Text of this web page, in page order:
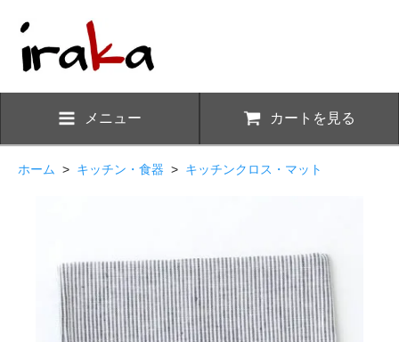
メニュー カートを見る
ホーム > キッチン・食器 > キッチンクロス・マット